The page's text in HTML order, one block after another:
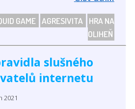
GAME AGRESIVITA
HRA NA
OLIHEŇ
slušného
internetu
2021